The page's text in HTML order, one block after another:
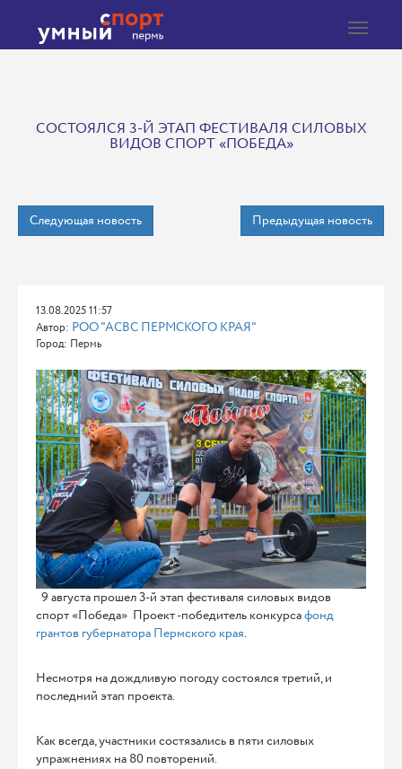
Toggle
СОСТОЯЛСЯ 3-Й ЭТАП ФЕСТИВАЛЯ СИЛОВЫХ
ВИДОВ СПОРТ «ПОБЕДА»
Следующая новость Предыдущая новость
13.08.2025 11:57
Автор: РОО "АСВС ПЕРМСКОГО КРАЯ"
Город: Пермь
9 августа прошел 3-й этап фестиваля силовых видов
спорт «Победа» Проект -победитель конкурсафонд
грантов губернатора Пермского края.
Несмотря на дождливую погоду состоялся третий, и
последний этап проекта.
Как всегда, участники состязались в пяти силовых
упражнениях на 80 повторений.